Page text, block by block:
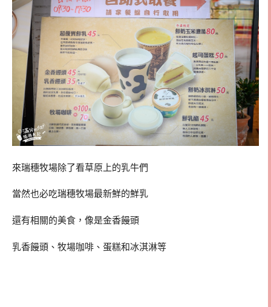
來瑞穗牧場除了看草原上的乳牛們
當然也必吃瑞穗牧場最新鮮的鮮乳
還有相關的美食，像是金香饅頭
乳香饅頭、牧場咖啡、蛋糕和冰淇淋等